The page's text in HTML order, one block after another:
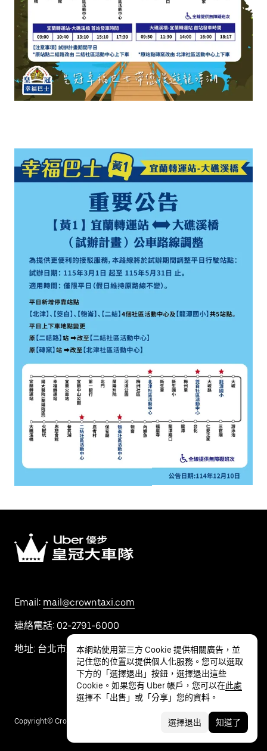
Email: mail@crowntaxi.com
連絡電話: 02-2791-6000
地址: 台北市北投區承德路七段 401 巷 1028 號
Copyright© Crown Taxi
本網站使用第三方 Cookie 提供相關廣告，並
記住您的位置以提供個人化服務。您可以選取
下方的「選擇退出」按鈕，選擇退出這些
Cookie。如果您有 Uber 帳戶，您可以在此處
選擇不「出售」或「分享」您的資料。
選擇退出 知道了